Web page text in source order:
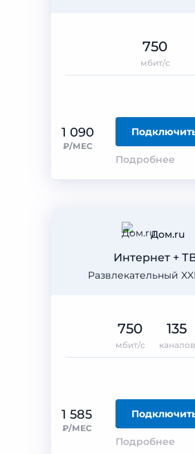
1 090
₽/МЕС
Подробнее
750
мбит/с
Дом.ru
Развлекательный
Интернет +
1 585
₽/МЕС
Подробнее
750
мбит/с
135
каналов